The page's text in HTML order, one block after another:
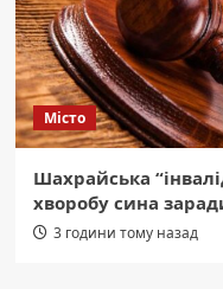
Місто
Шахрайська
хворобу сина
3 години тому назад